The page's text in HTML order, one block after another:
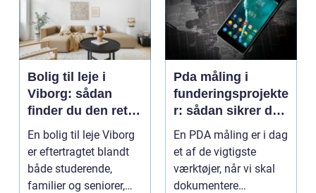
Bolig til leje i
Viborg: sådan
finder du den rette
lejlighed
En bolig til leje Viborg
er eftertragtet blandt
både studerende,
familier og seniorer,
Pda måling i
funderingsprojekte
r: sådan sikrer du
dokumenteret
bæreevne
En PDA måling er i dag
et af de vigtigste
værktøjer, når vi skal
dokumentere